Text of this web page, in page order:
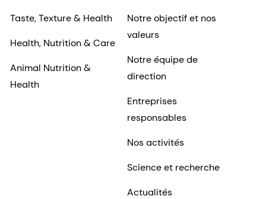
Taste, Texture & Health
Health, Nutrition & Care
Animal Nutrition &
Health
Notre objectif et nos
valeurs
Notre équipe de
direction
Entreprises
responsables
Nos activités
Science et recherche
Actualités